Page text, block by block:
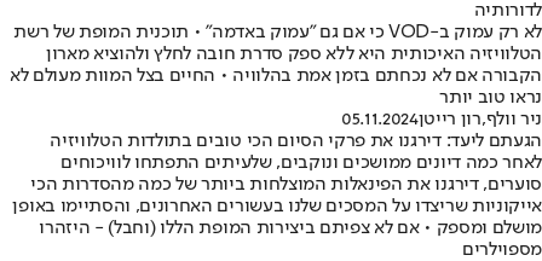
לדורותיה
לא רק עמוק ב-VOD כי אם גם "עמוק באדמה" • תוכנית המופת של רשת
הטלוויזיה האיכותית היא ללא ספק סדרת חובה לחלץ ולהוציא מארון
הקבורה אם לא נכחתם בזמן אמת בהלוויה • החיים בצל המוות מעולם לא
נראו טוב יותר
ניר וולף,רון רייטן05.11.2024
הגעתם ליעד: דירגנו את פרקי הסיום הכי טובים בתולדות הטלוויזיה
לאחר כמה דיונים ממושכים ונוקבים, שלעיתים התפתחו לוויכוחים
סוערים, דירגנו את הפינאלות המוצלחות ביותר של כמה מהסדרות הכי
אייקוניות שריצדו על המסכים שלנו בעשורים האחרונים, והסתיימו באופן
מושלם ומספק • אם לא צפיתם ביצירות המופת הללו (וחבל) - היזהרו
מספוילרים